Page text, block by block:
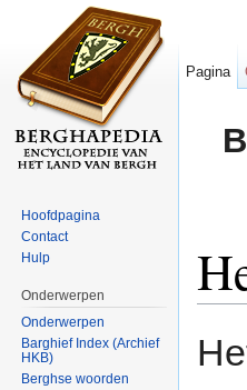
Pagina
Hoofdpagina
Contact
Hulp
Onderwerpen
Onderwerpen
Barghief Index (Archief
HKB)
Berghse woorden